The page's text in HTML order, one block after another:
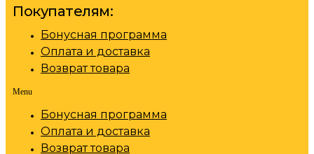
Покупателям:
Бонусная программа
Оплата и доставка
Возврат товара
Menu
Бонусная программа
Оплата и доставка
Возврат товара